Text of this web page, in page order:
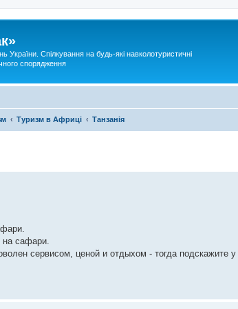
Спілкування на будь-які навколотуристичні
спорядження
Туризм в Африці Танзанія
на сафари.
сервисом, ценой и отдыхом - тогда подскажите у